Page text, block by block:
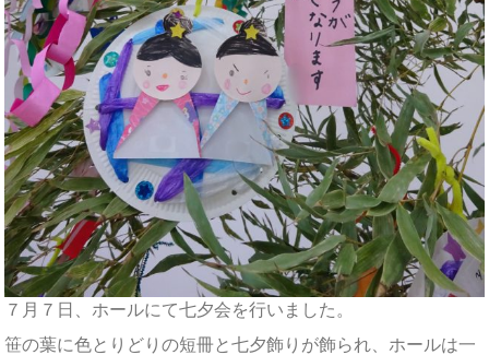
７月７日、ホールにて七夕会を行いました。
笹の葉に色とりどりの短冊と七夕飾りが飾られ、ホールは一